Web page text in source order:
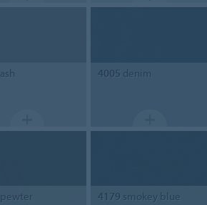
ash 4005 denim
pewter 4179 smokey blue